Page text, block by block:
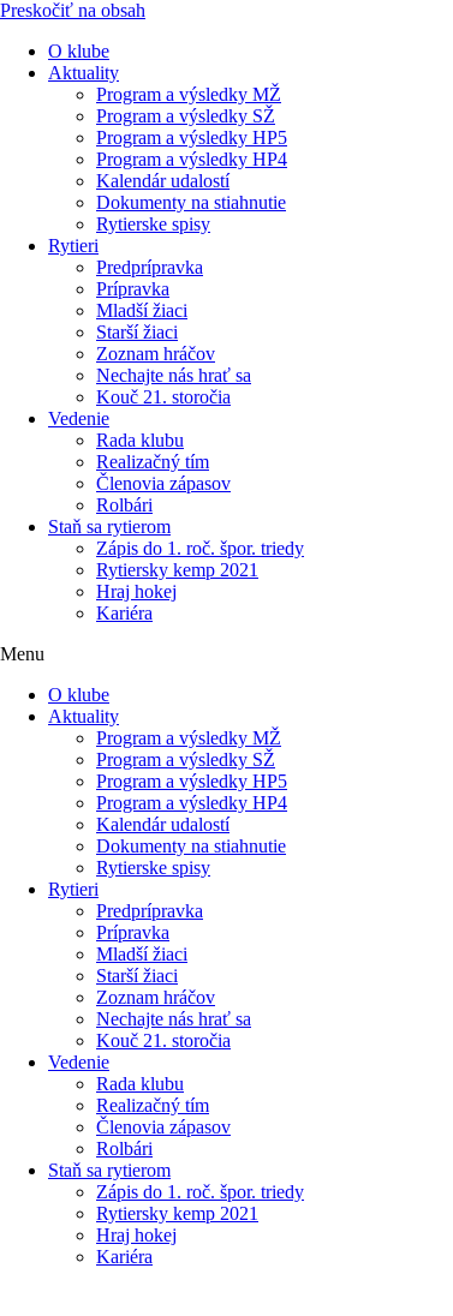
Preskočiť na obsah
O klube
Aktuality
Program a výsledky MŽ
Program a výsledky SŽ
Program a výsledky HP5
Program a výsledky HP4
Kalendár udalostí
Dokumenty na stiahnutie
Rytierske spisy
Rytieri
Predprípravka
Prípravka
Mladší žiaci
Starší žiaci
Zoznam hráčov
Nechajte nás hrať sa
Kouč 21. storočia
Vedenie
Rada klubu
Realizačný tím
Členovia zápasov
Rolbári
Staň sa rytierom
Zápis do 1. roč. špor. triedy
Rytiersky kemp 2021
Hraj hokej
Kariéra
Menu
O klube
Aktuality
Program a výsledky MŽ
Program a výsledky SŽ
Program a výsledky HP5
Program a výsledky HP4
Kalendár udalostí
Dokumenty na stiahnutie
Rytierske spisy
Rytieri
Predprípravka
Prípravka
Mladší žiaci
Starší žiaci
Zoznam hráčov
Nechajte nás hrať sa
Kouč 21. storočia
Vedenie
Rada klubu
Realizačný tím
Členovia zápasov
Rolbári
Staň sa rytierom
Zápis do 1. roč. špor. triedy
Rytiersky kemp 2021
Hraj hokej
Kariéra